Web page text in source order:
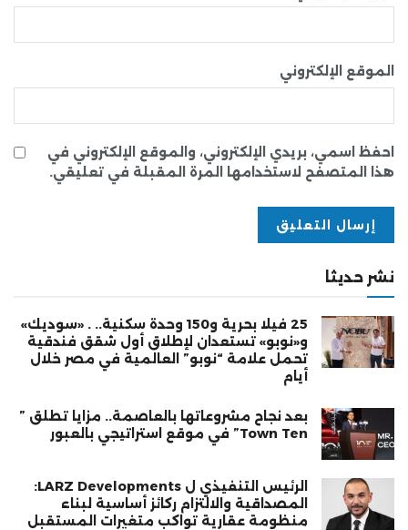
الموقع الإلكتروني
احفظ اسمي، بريدي الإلكتروني، والموقع الإلكتروني في
هذا المتصفح لاستخدامها المرة المقبلة في تعليقي.
نشر حديثا
25 فيلا بحرية و150 وحدة سكنية.. . «سوديك»
و«نوبو» تستعدان لإطلاق أول شقق فندقية
تحمل علامة “نوبو” العالمية في مصر خلال
أيام
بعد نجاح مشروعاتها بالعاصمة.. مزايا تطلق ”
Town Ten” في موقع استراتيجي بالعبور
الرئيس التنفيذي ل LARZ Developments:
المصداقية والالتزام ركائز أساسية لبناء
منظومة عقارية تواكب متغيرات المستقبل